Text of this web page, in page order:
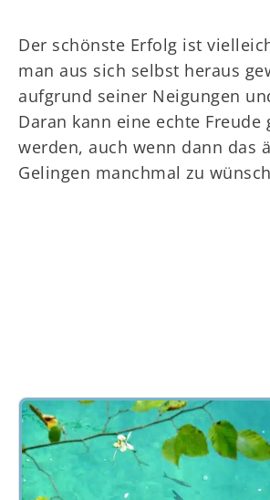
Der schönste Erfolg ist
man aus sich selbst heraus
aufgrund seiner Neigungen
Daran kann eine echte Freude
werden, auch wenn dann das
Gelingen manchmal zu